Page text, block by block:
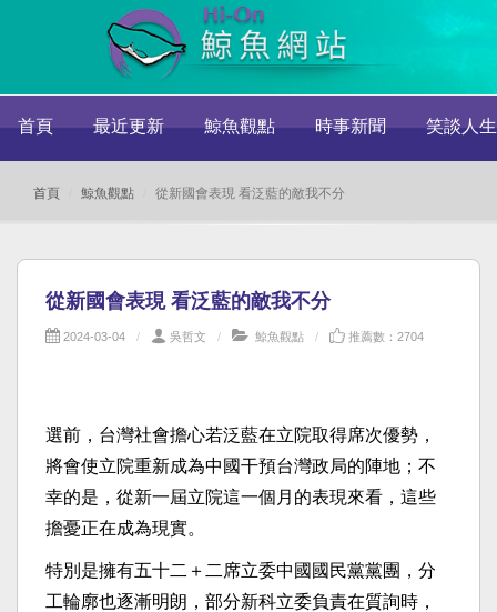
首頁 最近更新 鯨魚觀點 時事新聞 笑談人生
首頁 鯨魚觀點 從新國會表現 看泛藍的敵我不分
從新國會表現 看泛藍的敵我不分
2024-03-04 吳哲文 鯨魚觀點 推薦數：2704
選前，台灣社會擔心若泛藍在立院取得席次優勢，
將會使立院重新成為中國干預台灣政局的陣地；不
幸的是，從新一屆立院這一個月的表現來看，這些
擔憂正在成為現實。
特別是擁有五十二＋二席立委中國國民黨黨團，分
工輪廓也逐漸明朗，部分新科立委負責在質詢時，